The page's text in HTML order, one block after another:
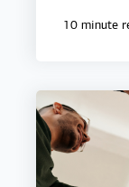
10 minute